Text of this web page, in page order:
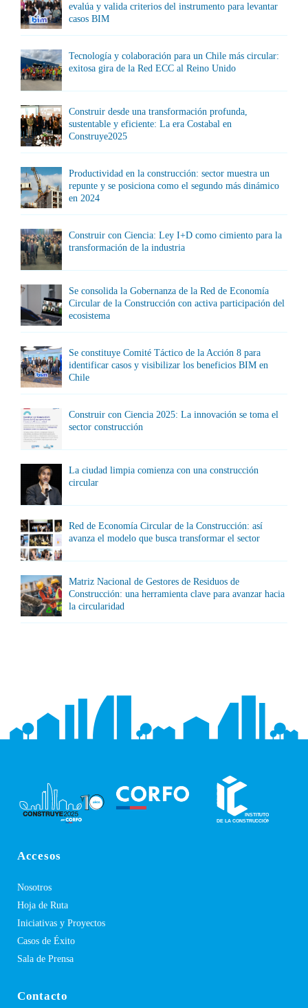
evalúa y valida criterios del instrumento para levantar
casos BIM
Tecnología y colaboración para un Chile más circular:
exitosa gira de la Red ECC al Reino Unido
Construir desde una transformación profunda,
sustentable y eficiente: La era Costabal en
Construye2025
Productividad en la construcción: sector muestra un
repunte y se posiciona como el segundo más dinámico
en 2024
Construir con Ciencia: Ley I+D como cimiento para la
transformación de la industria
Se consolida la Gobernanza de la Red de Economía
Circular de la Construcción con activa participación del
ecosistema
Se constituye Comité Táctico de la Acción 8 para
identificar casos y visibilizar los beneficios BIM en
Chile
Construir con Ciencia 2025: La innovación se toma el
sector construcción
La ciudad limpia comienza con una construcción
circular
Red de Economía Circular de la Construcción: así
avanza el modelo que busca transformar el sector
Matriz Nacional de Gestores de Residuos de
Construcción: una herramienta clave para avanzar hacia
la circularidad
Accesos
Nosotros
Hoja de Ruta
Iniciativas y Proyectos
Casos de Éxito
Sala de Prensa
Contacto